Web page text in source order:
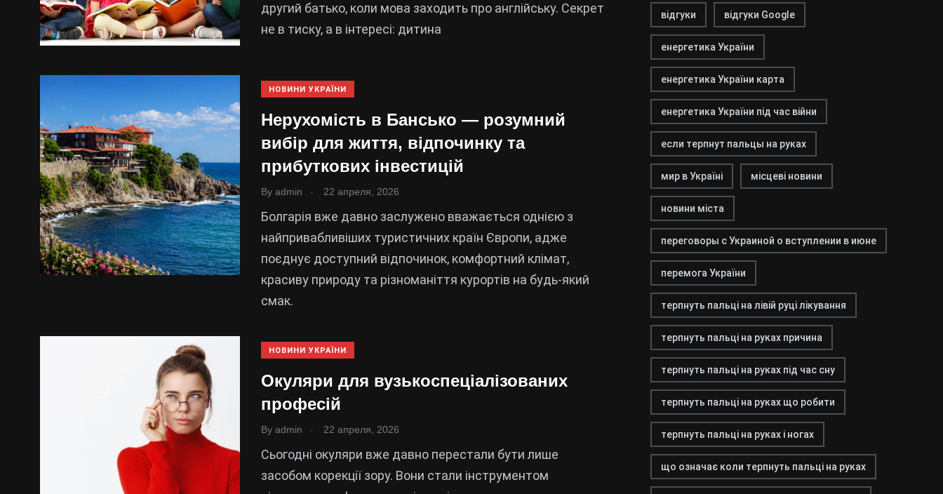
другий батько, коли мова заходить про англійську. Секрет
не в тиску, а в інтересі: дитина
НОВИНИ УКРАЇНИ
Нерухомість в Бансько — розумний
вибір для життя, відпочинку та
прибуткових інвестицій
By admin 22 апреля, 2026
Болгарія вже давно заслужено вважається однією з
найпривабливіших туристичних країн Європи, адже
поєднує доступний відпочинок, комфортний клімат,
красиву природу та різноманіття курортів на будь-який
смак.
НОВИНИ УКРАЇНИ
Окуляри для вузькоспеціалізованих
професій
By admin 22 апреля, 2026
Сьогодні окуляри вже давно перестали бути лише
засобом корекції зору. Вони стали інструментом
відгуки відгуки Google
енергетика України
енергетика України карта
енергетика України під час війни
если терпнут пальцы на руках
мир в Україні місцеві новини
новини міста
переговоры с Украиной о вступлении в июне
перемога України
терпнуть пальці на лівій руці лікування
терпнуть пальці на руках причина
терпнуть пальці на руках під час сну
терпнуть пальці на руках що робити
терпнуть пальці на руках і ногах
що означає коли терпнуть пальці на руках